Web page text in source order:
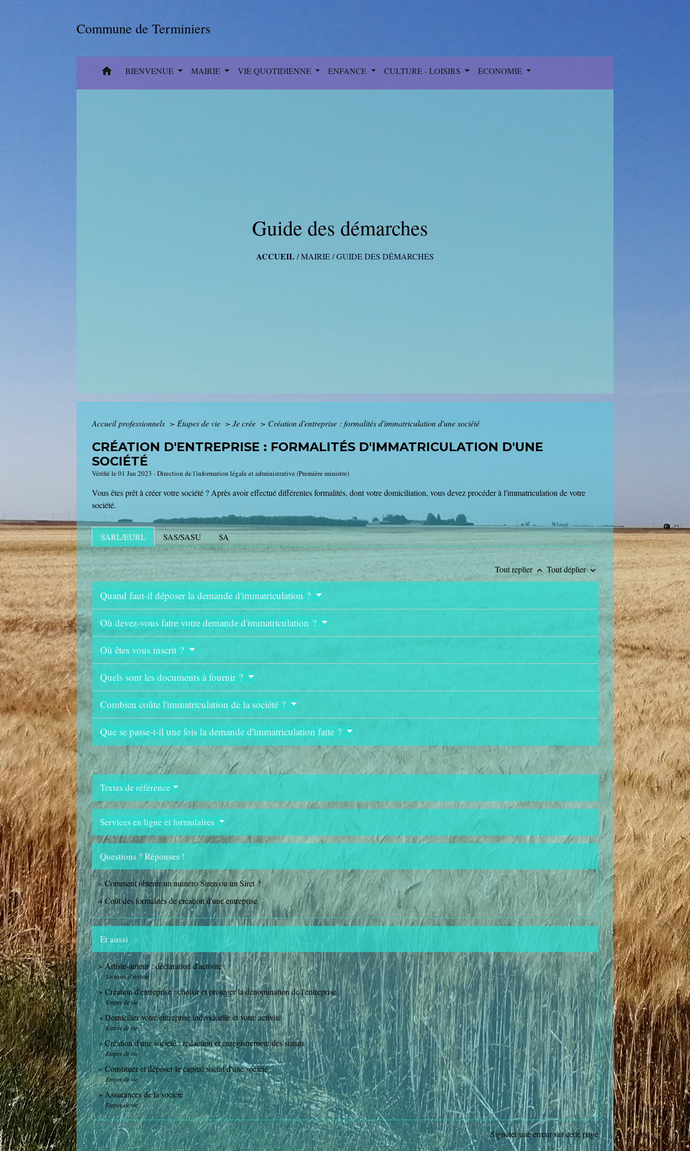
Commune de Terminiers
home BIENVENUE MAIRIE VIE QUOTIDIENNE ENFANCE CULTURE - LOISIRS ECONOMIE
Guide des démarches
ACCUEIL /MAIRIE/GUIDE DES DÉMARCHES
Accueil professionnels > Étapes de vie > Je crée > Création d'entreprise : formalités d'immatriculation d'une société
CRÉATION D'ENTREPRISE : FORMALITÉS D'IMMATRICULATION D'UNE
SOCIÉTÉ
Vérifié le 01 Jan 2023 - Direction de l'information légale et administrative (Première ministre)
Vous êtes prêt à créer votre société ? Après avoir effectué différentes formalités, dont votre domiciliation, vous devez procéder à l'immatriculation de votre
société.
SARL/EURL SAS/SASU SA
Tout replier keyboard_arrow_up Tout déplierkeyboard_arrow_down
Quand faut-il déposer la demande d'immatriculation ?
Où devez-vous faire votre demande d'immatriculation ?
Où êtes vous inscrit ?
Quels sont les documents à fournir ?
Combien coûte l'immatriculation de la société ?
Que se passe-t-il une fois la demande d'immatriculation faite ?
Textes de référence
Services en ligne et formulaires
Questions ? Réponses !
Comment obtenir un numéro Siren ou un Siret ?
Coût des formalités de création d'une entreprise
Et aussi
Artiste-auteur : déclaration d'activité
Secteurs d'activité
Création d'entreprise : choisir et protéger la dénomination de l'entreprise
Étapes de vie
Domicilier votre entreprise individuelle et votre activité
Étapes de vie
Création d'une société : rédaction et enregistrement des statuts
Étapes de vie
Constituer et déposer le capital social d'une société
Étapes de vie
Assurances de la société
Étapes de vie
Signaler une erreur sur cette page